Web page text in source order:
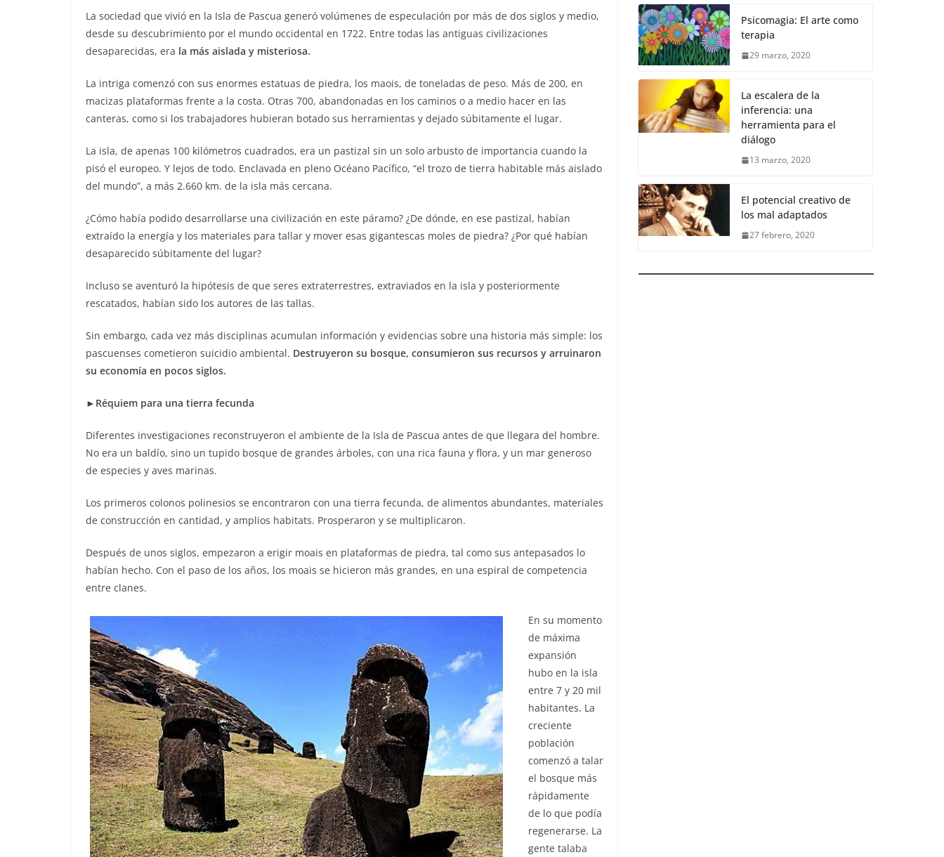
La sociedad que vivió en la Isla de Pascua generó volúmenes de especulación por más de dos siglos y medio,
desde su descubrimiento por el mundo occidental en 1722. Entre todas las antiguas civilizaciones
desaparecidas, era la más aislada y misteriosa.
La intriga comenzó con sus enormes estatuas de piedra, los maois, de toneladas de peso. Más de 200, en
macizas plataformas frente a la costa. Otras 700, abandonadas en los caminos o a medio hacer en las
canteras, como si los trabajadores hubieran botado sus herramientas y dejado súbitamente el lugar.
La isla, de apenas 100 kilómetros cuadrados, era un pastizal sin un solo arbusto de importancia cuando la
pisó el europeo. Y lejos de todo. Enclavada en pleno Océano Pacífico, “el trozo de tierra habitable más aislado
del mundo”, a más 2.660 km. de la isla más cercana.
¿Cómo había podido desarrollarse una civilización en este páramo? ¿De dónde, en ese pastizal, habían
extraído la energía y los materiales para tallar y mover esas gigantescas moles de piedra? ¿Por qué habían
desaparecido súbitamente del lugar?
Incluso se aventuró la hipótesis de que seres extraterrestres, extraviados en la isla y posteriormente
rescatados, habían sido los autores de las tallas.
Sin embargo, cada vez más disciplinas acumulan información y evidencias sobre una historia más simple: los
pascuenses cometieron suicidio ambiental. Destruyeron su bosque, consumieron sus recursos y arruinaron
su economía en pocos siglos.
►Réquiem para una tierra fecunda
Diferentes investigaciones reconstruyeron el ambiente de la Isla de Pascua antes de que llegara del hombre.
No era un baldío, sino un tupido bosque de grandes árboles, con una rica fauna y flora, y un mar generoso
de especies y aves marinas.
Los primeros colonos polinesios se encontraron con una tierra fecunda, de alimentos abundantes, materiales
de construcción en cantidad, y amplios habitats. Prosperaron y se multiplicaron.
Después de unos siglos, empezaron a erigir moais en plataformas de piedra, tal como sus antepasados lo
habían hecho. Con el paso de los años, los moais se hicieron más grandes, en una espiral de competencia
entre clanes.
En su momento
de máxima
expansión
hubo en la isla
entre 7 y 20 mil
habitantes. La
creciente
población
comenzó a talar
el bosque más
rápidamente
de lo que podía
regenerarse. La
gente talaba
Psicomagia: El arte como
terapia
29 marzo, 2020
La escalera de la
inferencia: una
herramienta para el
diálogo
13 marzo, 2020
El potencial creativo de
los mal adaptados
27 febrero, 2020